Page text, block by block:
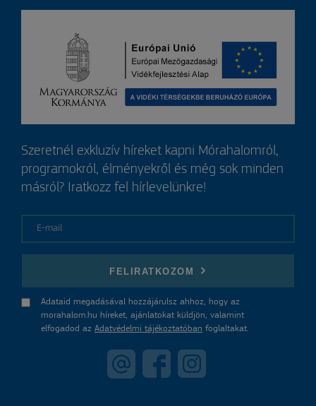
Szeretnél exkluzív híreket kapni Mórahalomról,
programokról, élményekről és még sok minden
másról? Iratkozz fel hírlevelünkre!
FELIRATKOZOM
Adataid megadásával hozzájárulsz ahhoz, hogy az
morahalom.hu híreket, ajánlatokat küldjön, valamint
elfogadod az Adatvédelmi tájékoztatóban foglaltakat.